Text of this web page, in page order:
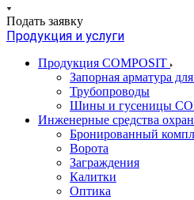
Подать заявку
Продукция и услуги
Продукция COMPOSIT
Запорная арматура
Трубопроводы
Шины и гусеницы
Инженерные средства
Бронированный
Ворота
Заграждения
Калитки
Оптика